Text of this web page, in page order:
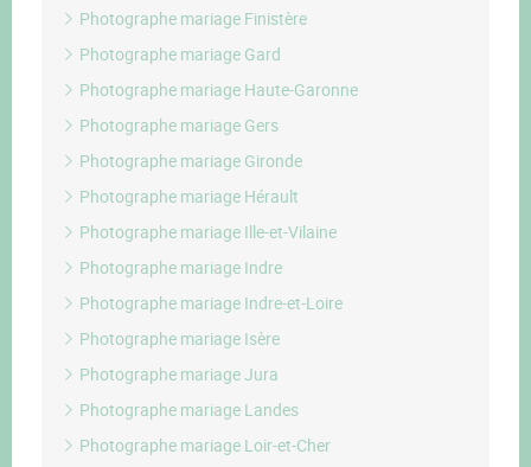
Photographe mariage Finistère
Photographe mariage Gard
Photographe mariage Haute-Garonne
Photographe mariage Gers
Photographe mariage Gironde
Photographe mariage Hérault
Photographe mariage Ille-et-Vilaine
Photographe mariage Indre
Photographe mariage Indre-et-Loire
Photographe mariage Isère
Photographe mariage Jura
Photographe mariage Landes
Photographe mariage Loir-et-Cher